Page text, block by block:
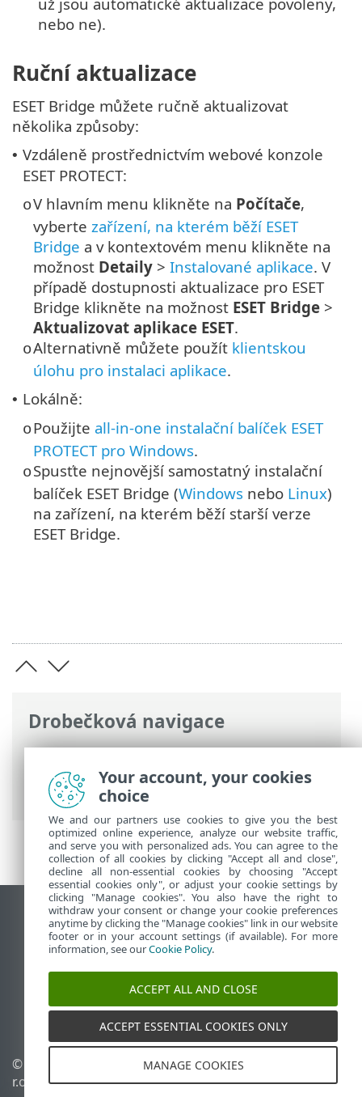
Drobečková navigace
ESET Online nápověda>ESET Bridge>
Používání ESET Bridge> Jak aktualizovat
ESET Bridge?
nebo ne).
Ruční aktualizace
ESET Bridge můžete ručně aktualizovat
několika způsoby:
• Vzdáleně prostřednictvím webové konzole
ESET PROTECT:
oV hlavním menu klikněte na Počítače,
vyberte zařízení, na kterém běží ESET
Bridge a v kontextovém menu klikněte na
možnost Detaily > Instalované aplikace. V
případě dostupnosti aktualizace pro ESET
Bridge klikněte na možnost ESET Bridge >
Aktualizovat aplikace ESET.
oAlternativně můžete použít klientskou
úlohu pro instalaci aplikace.
• Lokálně:
oPoužijte all-in-one instalační balíček ESET
PROTECT pro Windows.
oSpusťte nejnovější samostatný instalační
balíček ESET Bridge (Windows nebo Linux)
na zařízení, na kterém běží starší verze
ESET Bridge.
Zobrazit verzi pro počítač
End of Life
ESET Databáze znalostí
ESET Forum
ESET Status Portal
Regionální podpora
© 1992 - 2026 ESET, spol. s
r.o. - Všechna práva
Spravovat cookies
Zásady používání souborů
Your account, your cookies
choice
We and our partners use cookies to give you the best
optimized online experience, analyze our website traffic,
and serve you with personalized ads. You can agree to the
collection of all cookies by clicking "Accept all and close",
decline all non-essential cookies by choosing "Accept
essential cookies only", or adjust your cookie settings by
clicking "Manage cookies". You also have the right to
withdraw your consent or change your cookie preferences
anytime by clicking the "Manage cookies" link in our website
footer or in your account settings (if available). For more
information, see ourCookie Policy.
ACCEPT ALL AND CLOSE
ACCEPT ESSENTIAL COOKIES ONLY
MANAGE COOKIES